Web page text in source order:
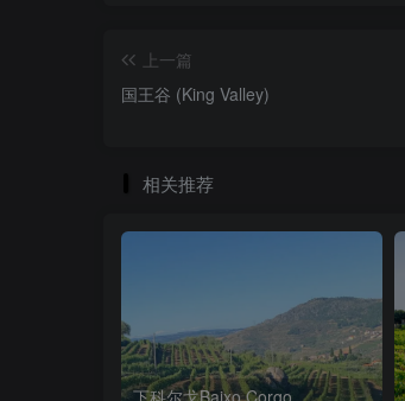
上一篇
国王谷 (King Valley)
相关推荐
下科尔戈Baixo Corgo